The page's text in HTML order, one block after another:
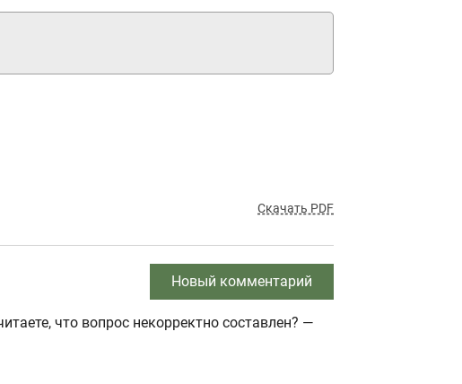
Скачать PDF
Новый комментарий
что вопрос некорректно составлен? —